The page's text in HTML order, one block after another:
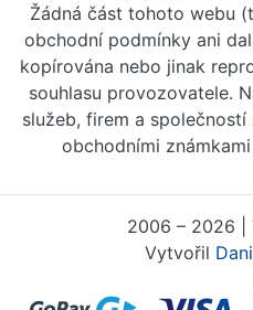
Žádná část tohoto webu
obchodní podmínky ani
kopírována nebo jinak
souhlasu provozovatele.
služeb, firem a
obchodními
2006 – 2026 |
Vytvořil